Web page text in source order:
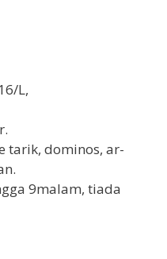
L,
tarik, dominos, ar-
9malam, tiada